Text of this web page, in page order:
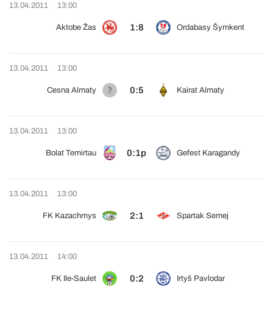
13.04.2011 13:00
Aktobe Žas 1:8 Ordabasy Šymkent
13.04.2011 13:00
Cesna Almaty 0:5 Kairat Almaty
13.04.2011 13:00
Bolat Temirtau 0:1p Gefest Karagandy
13.04.2011 13:00
FK Kazachmys 2:1 Spartak Semej
13.04.2011 14:00
FK Ile-Saulet 0:2 Irtyš Pavlodar